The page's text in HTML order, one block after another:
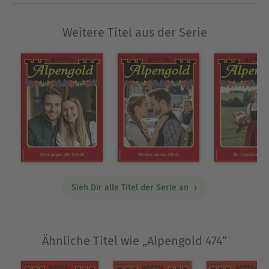
Weitere Titel aus der Serie
Sieh Dir alle Titel der Serie an
Ähnliche Titel wie „Alpengold 474“